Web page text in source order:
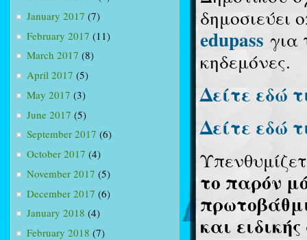
January 2017 (7)
February 2017 (11)
March 2017 (8)
April 2017 (5)
May 2017 (3)
June 2017 (5)
September 2017 (6)
October 2017 (4)
November 2017 (5)
December 2017 (6)
January 2018 (4)
February 2018 (7)
δημοσιεύει
edupass για
κηδεμόνες.
Δείτε εδώ
Δείτε εδώ
το παρόν
και